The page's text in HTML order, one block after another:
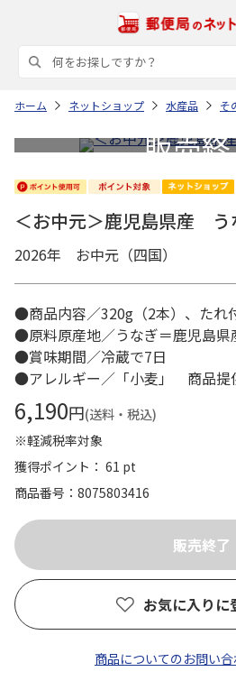
ホーム ネットショップ 水産品 そ
＜お中元＞鹿児島県産 う
2026年 お中元（四国）
●商品内容／320g（2本）、たれ
●原料原産地／うなぎ＝鹿児島
●賞味期間／冷蔵で7日
●アレルギー／「小麦」 商品提
6,190円(送料・税込)
※軽減税率対象
獲得ポイント： 61 pt
商品番号
8075803416
お気に入りに
商品についてのお問い